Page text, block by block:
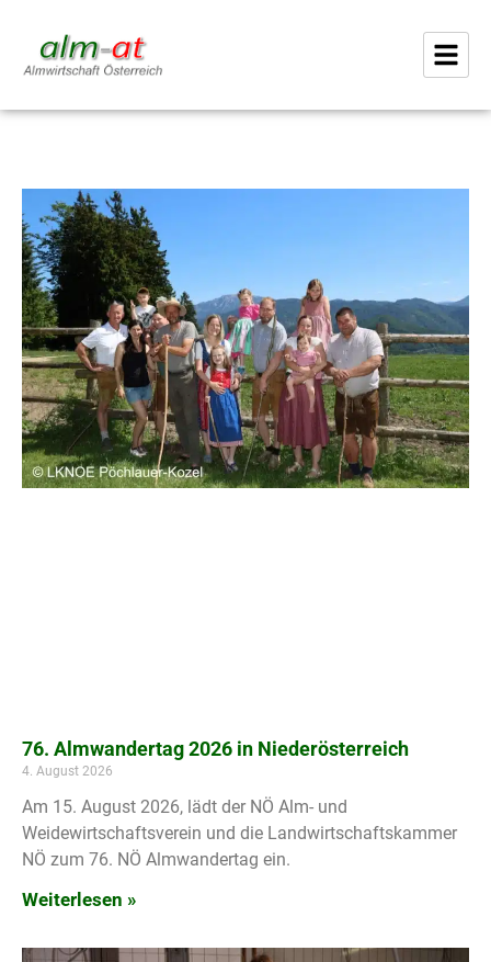
76. Almwandertag 2026 in Niederösterreich
4. August 2026
Am 15. August 2026, lädt der NÖ Alm- und
Weidewirtschaftsverein und die Landwirtschaftskammer
NÖ zum 76. NÖ Almwandertag ein.
Weiterlesen »